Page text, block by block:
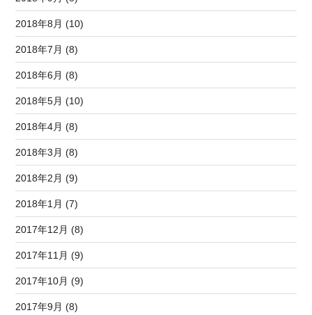
2018年8月 (10)
2018年7月 (8)
2018年6月 (8)
2018年5月 (10)
2018年4月 (8)
2018年3月 (8)
2018年2月 (9)
2018年1月 (7)
2017年12月 (8)
2017年11月 (9)
2017年10月 (9)
2017年9月 (8)